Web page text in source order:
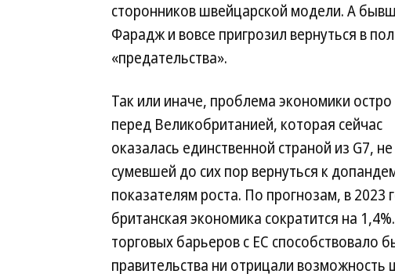
сторонников швейцарской модели. А
Фарадж и вовсе пригрозил вернуться в
«предательства».
Так или иначе, проблема экономики остро
перед Великобританией, которая сейчас
оказалась единственной страной из G7, не
сумевшей до сих пор вернуться к
показателям роста. По прогнозам, в 2023
британская экономика сократится на
торговых барьеров с ЕС способствовало
правительства ни отрицали